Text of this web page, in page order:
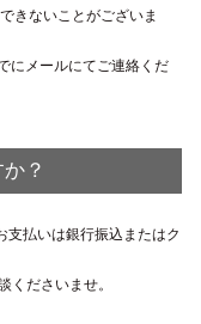
きないことがございま
にメールにてご連絡くだ
？
払いは銀行振込またはク
ださいませ。